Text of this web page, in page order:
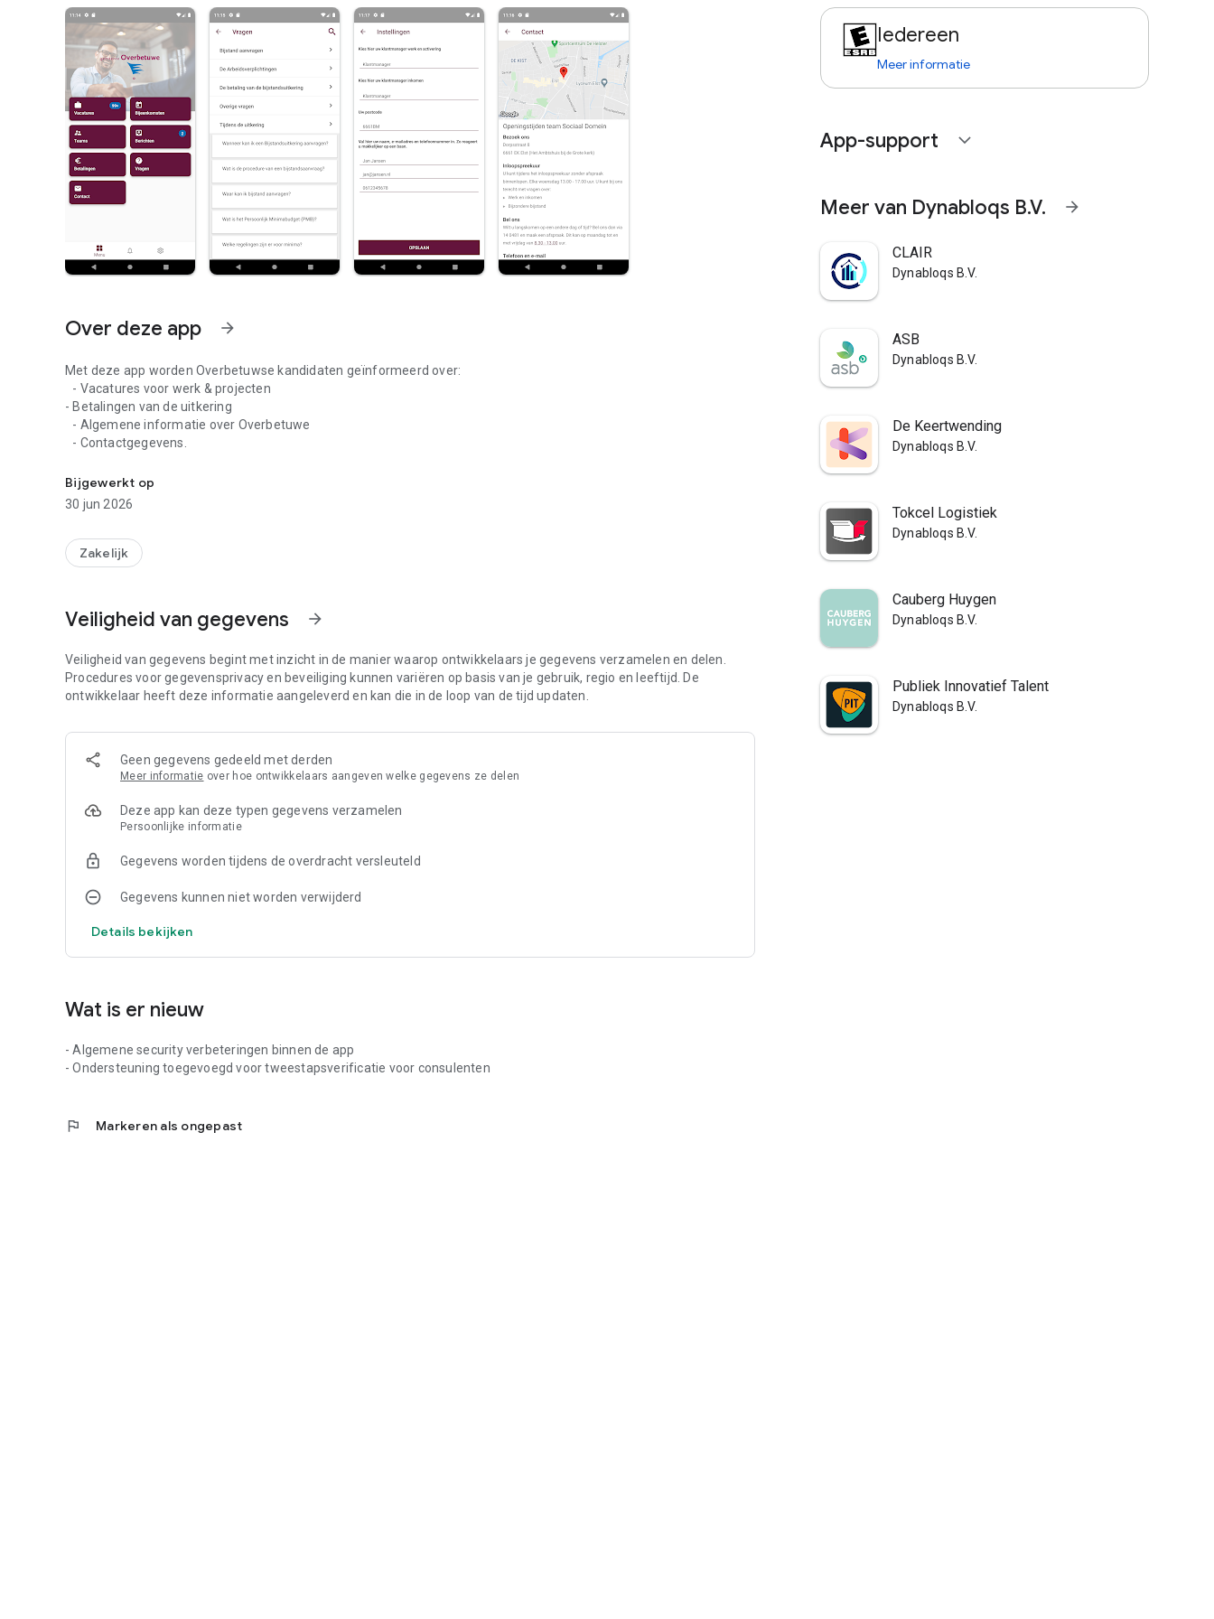
Over deze app arrow_forward
Met deze app worden Overbetuwse kandidaten geïnformeerd over:
- Vacatures voor werk & projecten
- Betalingen van de uitkering
- Algemene informatie over Overbetuwe
- Contactgegevens.
Bijgewerkt op
30 jun 2026
Zakelijk
Veiligheid van gegevens arrow_forward
Veiligheid van gegevens begint met inzicht in de manier waarop ontwikkelaars je gegevens verzamelen en delen.
Procedures voor gegevensprivacy en beveiliging kunnen variëren op basis van je gebruik, regio en leeftijd. De
ontwikkelaar heeft deze informatie aangeleverd en kan die in de loop van de tijd updaten.
Geen gegevens gedeeld met derden
Meer informatie over hoe ontwikkelaars aangeven welke gegevens ze delen
Deze app kan deze typen gegevens verzamelen
Persoonlijke informatie
Gegevens worden tijdens de overdracht versleuteld
Gegevens kunnen niet worden verwijderd
Details bekijken
Wat is er nieuw
- Algemene security verbeteringen binnen de app
- Ondersteuning toegevoegd voor tweestapsverificatie voor consulenten
flag Markeren als ongepast
Iedereen
Meer informatie
App-support expand_more
Meer van Dynabloqs B.V. arrow_forward
CLAIR
Dynabloqs B.V.
ASB
Dynabloqs B.V.
De Keertwending
Dynabloqs B.V.
Tokcel Logistiek
Dynabloqs B.V.
Cauberg Huygen
Dynabloqs B.V.
Publiek Innovatief Talent
Dynabloqs B.V.